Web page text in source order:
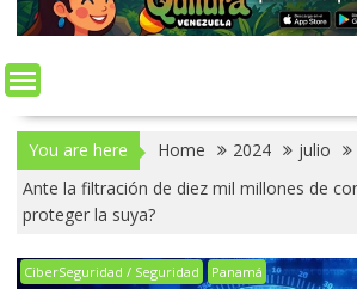
You are here Home 2024 julio
Ante la filtración de diez mil millones de
proteger la suya?
CiberSeguridad / Seguridad Panamá